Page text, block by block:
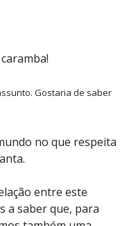
Gostaria de saber
no que respeita
entre este
a saber que, para